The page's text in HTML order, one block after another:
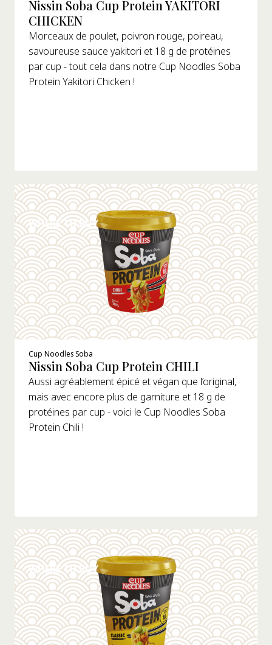
Nissin Soba Cup Protein YAKITORI
CHICKEN
Morceaux de poulet, poivron rouge, poireau,
savoureuse sauce yakitori et 18 g de protéines
par cup - tout cela dans notre Cup Noodles Soba
Protein Yakitori Chicken !
WHERE TO BUY
DÉTAILS
Cup Noodles Soba
Nissin Soba Cup Protein CHILI
Aussi agréablement épicé et végan que l’original,
mais avec encore plus de garniture et 18 g de
protéines par cup - voici le Cup Noodles Soba
Protein Chili !
WHERE TO BUY
DÉTAILS